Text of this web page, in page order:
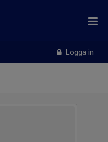
Logga in